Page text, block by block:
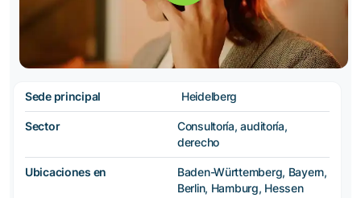
Sede principal Heidelberg
Sector
Consultoría, auditoría,
derecho
Ubicaciones en
Baden-Württemberg, Bayern,
Berlin, Hamburg, Hessen